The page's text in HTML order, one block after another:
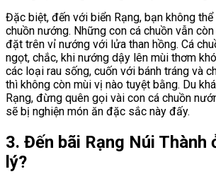
Đặc biệt, đến với biển Rạng, bạn không
chuồn nướng. Những con cá chuồn vẫn
đặt trên vỉ nướng với lửa than hồng. Cá
ngọt, chắc, khi nướng dậy lên mùi thơm
các loại rau sống, cuốn với bánh tráng và
thì không còn mùi vị nào tuyệt bằng. Du
Rạng, đừng quên gọi vài con cá chuồn
sẽ bị nghiện món ăn đặc sắc này đấy.
3. Đến bãi Rạng Núi Thành
lý?